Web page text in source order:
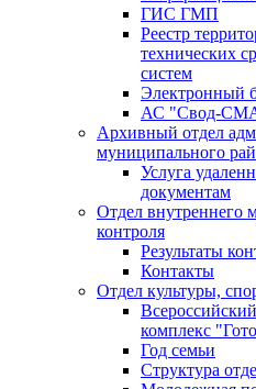
ГИС ГМП
Реестр
технических
систем
Электронный
АС "Свод-
Архивный отдел
муниципального
Услуга
документам
Отдел внутреннего
контроля
Результаты
Контакты
Отдел культуры,
комплекс
Год семьи
Структура